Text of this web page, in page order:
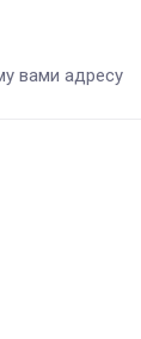
вами адресу